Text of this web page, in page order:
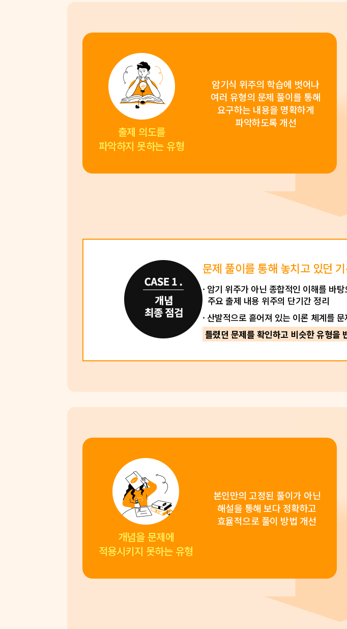
출제 의도를
파악하지 못하는 유형
암기식 위주의 학습에 벗어나
여러 유형의 문제 풀이를 통해
요구하는 내용을 명확하게
파악하도록 개선
문제 풀이를 통해 놓치고 있던
· 암기 위주가 아닌 종합적인 이해를 바
주요 출제 내용 위주의 단기간 정리
· 산발적으로 흩어져 있는 이론 체계를
틀렸던 문제를 확인하고 비슷한 유형을
개념을 문제에
적용시키지 못하는 유형
본인만의 고정된 풀이가 아닌
해설을 통해 보다 정확하고
효율적으로 풀이 방법 개선